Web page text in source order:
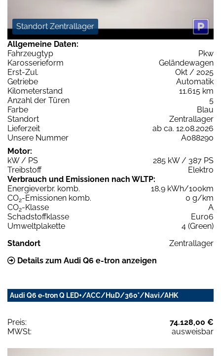
Standort Zentrallager
Allgemeine Daten:
Fahrzeugtyp
Pkw
Karosserieform
Geländewagen
Erst-Zul.
Okt / 2025
Getriebe
Automatik
Kilometerstand
11.615 km
Anzahl der Türen
5
Farbe
Blau
Standort
Zentrallager
Lieferzeit
ab ca. 12.08.2026
Unsere Nummer
A088290
Motor:
kW / PS
285 kW / 387 PS
Treibstoff
Elektro
Verbrauch und Emissionen nach WLTP:
Energieverbr. komb.
18,9 kWh/100km
CO2-Emissionen komb.
0 g/km
CO2-Klasse
A
Schadstoffklasse
Euro6
Umweltplakette
4 (Green)
Standort
Zentrallager
Details zum Audi Q6 e-tron anzeigen
Audi Q6 e-tron Q LED+/ACC/HuD/360°/Navi/AHK
Preis:
74.128,00 €
MWSt:
ausweisbar